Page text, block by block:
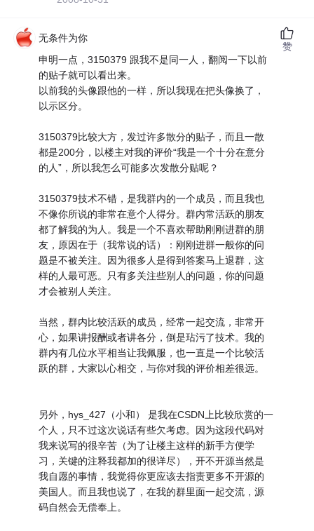
无条件为你
申明一点，3150379 跟我不是同一人，翻阅一下以前
的贴子就可以看出来。
以前我的头像跟他的一样，所以我现在把头像换了，
以示区分。
3150379比较大方，发过许多散分的贴子，而且一散
都是200分，以楼主对我的评价“我是一个十分在意分
的人”，所以我怎么可能多次发散分贴呢？
3150379技术不错，是我群内的一个成员，而且我也
不像你所说的非常在意个人得分。群内常活跃的朋友
都了解我的为人。我是一个不喜欢帮助刚刚进群的朋
友，原因在于（我常说的话）：刚刚进群一般你的问
题是不被关注。因为很多人是得到答案马上退群，这
样的人最可恶。只有多关注些别人的问题，你的问题
才会被别人关注。
当然，群内比较活跃的成员，经常一起交流，非常开
心，如果讲报酬或者讲各分，倒是玷污了技术。我的
群内有几位水平相当让我佩服，也一直是一个比较活
跃的群，大家以心相交，与你对我的评价相差很远。
另外，hys_427（小和） 是我在CSDN上比较欣赏的一
个人，只不过这次说话有些欠考虑。因为这段代码对
我来说写的很辛苦（为了让楼主这样的新手方便学
习，关键的注释我都加的很详尽），开不开源当然是
我自愿的事情，我觉得你更应该去指责更多不开源的
美国人。而且我也说了，在我的群里面一起交流，源
码自然会无偿奉上。
赞